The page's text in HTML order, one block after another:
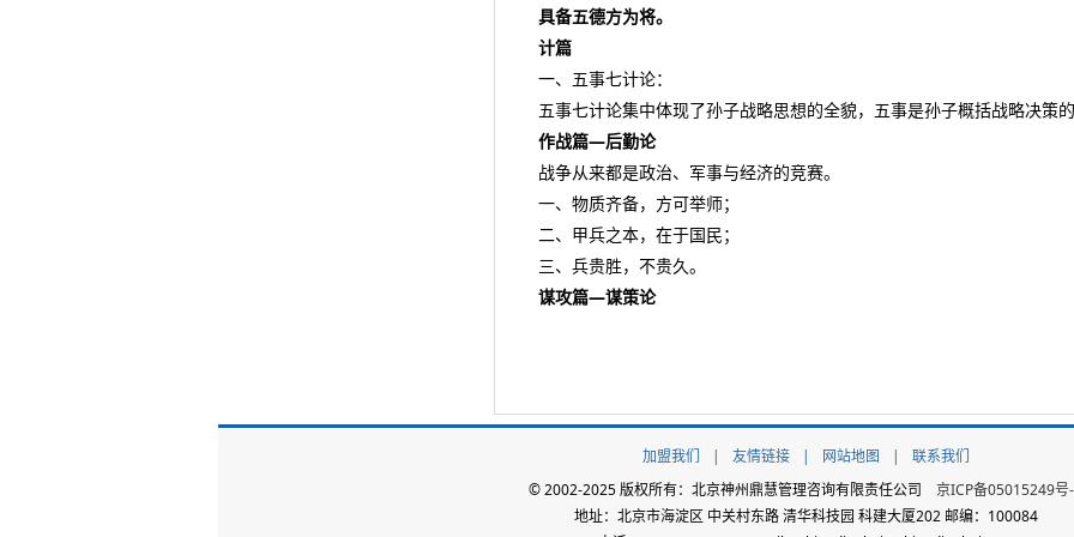
具备五德方为将。
计篇
一、五事七计论：
五事七计论集中体现了孙子战略思想的全貌，五事是孙子概括战略决策的
作战篇—后勤论
战争从来都是政治、军事与经济的竞赛。
一、物质齐备，方可举师；
二、甲兵之本，在于国民；
三、兵贵胜，不贵久。
谋攻篇—谋策论
加盟我们 | 友情链接 | 网站地图 |
联系我们
© 2002-2025 版权所有：北京神州鼎慧管理咨询有限责任公司 京ICP备05015249号
地址：北京市海淀区 中关村东路 清华科技园 科建大厦202 邮编：100084